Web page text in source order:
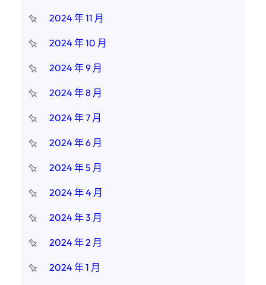
2024 年 11 月
2024 年 10 月
2024 年 9 月
2024 年 8 月
2024 年 7 月
2024 年 6 月
2024 年 5 月
2024 年 4 月
2024 年 3 月
2024 年 2 月
2024 年 1 月